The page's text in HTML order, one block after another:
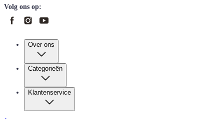
Volg ons op:
Over ons
Categorieën
Klantenservice